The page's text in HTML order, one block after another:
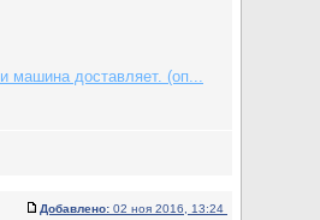
машина доставляет. (оп...
Добавлено: 02 ноя 2016, 13:24